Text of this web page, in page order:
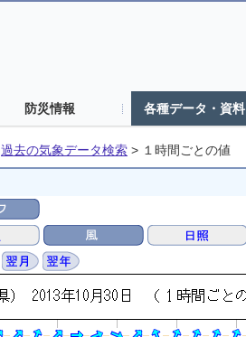
防災情報 各種データ・資料
過去の気象データ検索 > １時間ごとの値